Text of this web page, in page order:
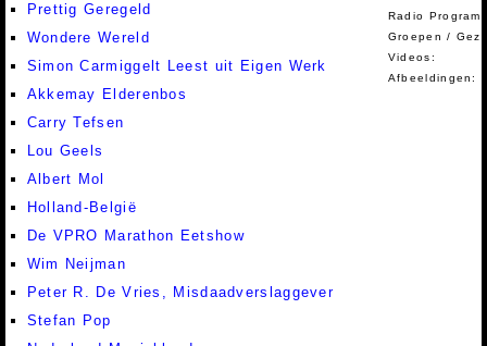
Prettig Geregeld
Wondere Wereld
Simon Carmiggelt Leest uit Eigen Werk
Akkemay Elderenbos
Carry Tefsen
Lou Geels
Albert Mol
Holland-België
De VPRO Marathon Eetshow
Wim Neijman
Peter R. De Vries, Misdaadverslaggever
Stefan Pop
Radio
Groepen /
Videos:
Afbeeldingen: